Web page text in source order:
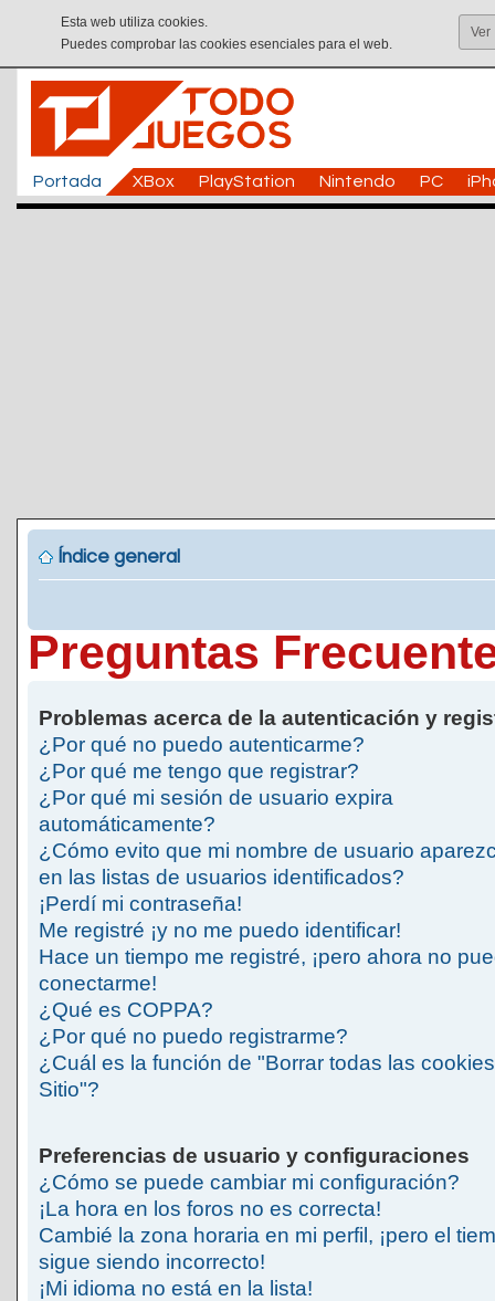
Esta web utiliza cookies.
Puedes comprobar las cookies esenciales para el web.
Ver
Portada XBox PlayStation Nintendo PC
Índice general
Preguntas
Problemas acerca de la autenticación y
¿Por qué no puedo autenticarme?
¿Por qué me tengo que registrar?
¿Por qué mi sesión de usuario expira
automáticamente?
¿Cómo evito que mi nombre de usuario
en las listas de usuarios identificados?
¡Perdí mi contraseña!
Me registré ¡y no me puedo identificar!
Hace un tiempo me registré, ¡pero ahora no
conectarme!
¿Qué es COPPA?
¿Por qué no puedo registrarme?
¿Cuál es la función de "Borrar todas las
Sitio"?
Preferencias de usuario y configuraciones
¿Cómo se puede cambiar mi configuración?
¡La hora en los foros no es correcta!
Cambié la zona horaria en mi perfil, ¡pero el
sigue siendo incorrecto!
¡Mi idioma no está en la lista!